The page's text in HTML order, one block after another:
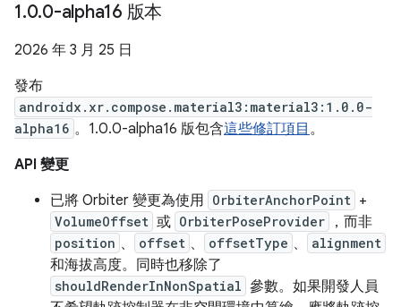
1.0.0-alpha16 版本
2026 年 3 月 25 日
發布
androidx.xr.compose.material3:material3:1.0.0-
alpha16 。1.0.0-alpha16 版包含這些修訂項目 。
API 變更
已將 Orbiter 變更為使用 OrbiterAnchorPoint +
VolumeOffset 或 OrbiterPoseProvider ，而非
position 、 offset 、 offsetType 、 alignment
和海拔高度。同時也移除了
shouldRenderInNonSpatial 參數。如果開發人員